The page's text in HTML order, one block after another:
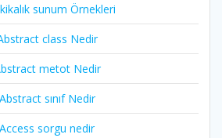
sunum Örnekleri
class Nedir
metot Nedir
Abstract sınıf Nedir
Access sorgu nedir